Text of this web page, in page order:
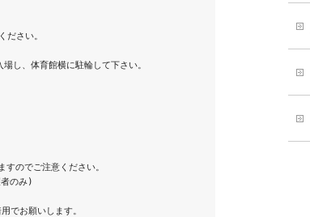
さい。
、体育館横に駐輪して下さい。
のでご注意ください。
のみ)
でお願いします。